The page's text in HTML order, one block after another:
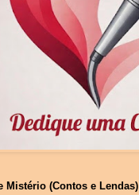
Mistério (Contos e Lendas)